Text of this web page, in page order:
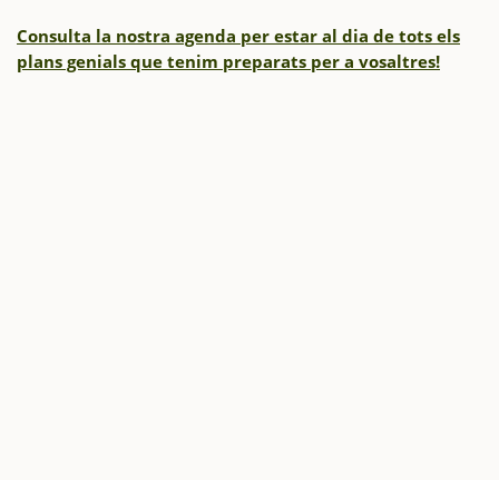
Consulta la nostra agenda per estar al dia de tots els
plans genials que tenim preparats per a vosaltres!